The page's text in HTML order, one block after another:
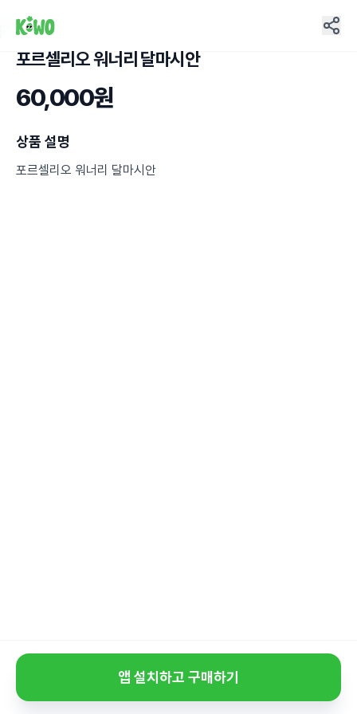
포르셀리오 워너리 달마시안
60,000원
상품 설명
포르셀리오 워너리 달마시안
앱 설치하고 구매하기